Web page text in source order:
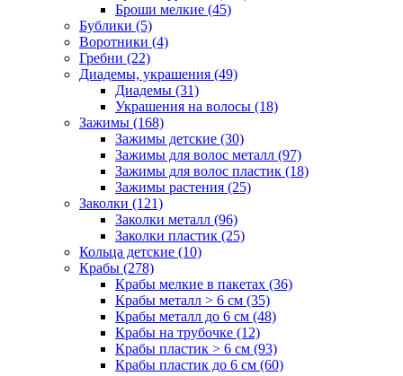
Броши мелкие (45)
Бублики (5)
Воротники (4)
Гребни (22)
Диадемы, украшения (49)
Диадемы (31)
Украшения на волосы (18)
Зажимы (168)
Зажимы детские (30)
Зажимы для волос металл (97)
Зажимы для волос пластик (18)
Зажимы растения (25)
Заколки (121)
Заколки металл (96)
Заколки пластик (25)
Кольца детские (10)
Крабы (278)
Крабы мелкие в пакетах (36)
Крабы металл > 6 см (35)
Крабы металл до 6 см (48)
Крабы на трубочке (12)
Крабы пластик > 6 см (93)
Крабы пластик до 6 см (60)